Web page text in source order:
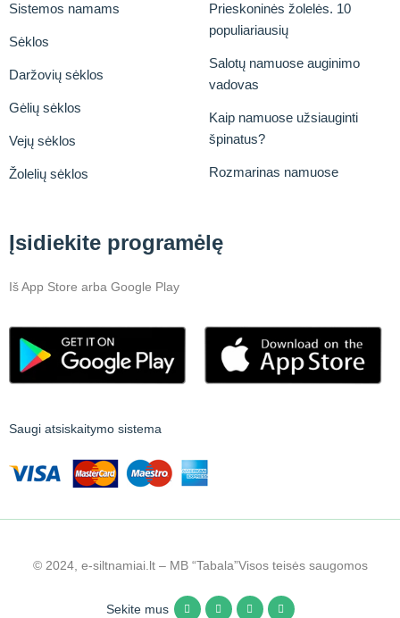
Sistemos namams
Sėklos
Daržovių sėklos
Gėlių sėklos
Vejų sėklos
Žolelių sėklos
Prieskoninės žolelės. 10
populiariausių
Salotų namuose auginimo
vadovas
Kaip namuose užsiauginti
špinatus?
Rozmarinas namuose
Įsidiekite programėlę
Iš App Store arba Google Play
Saugi atsiskaitymo sistema
© 2024, e-siltnamiai.lt – MB “Tabala”Visos teisės saugomos
Sekite mus